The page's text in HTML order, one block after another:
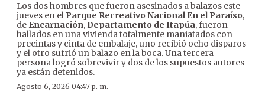
Los dos hombres que fueron asesinados a balazos este
jueves en el Parque Recreativo Nacional En el Paraíso,
de Encarnación, Departamento de Itapúa, fueron
hallados en una vivienda totalmente maniatados con
precintas y cinta de embalaje, uno recibió ocho disparos
y el otro sufrió un balazo en la boca. Una tercera
persona logró sobrevivir y dos de los supuestos autores
ya están detenidos.
Agosto 6, 2026 04:47 p. m.